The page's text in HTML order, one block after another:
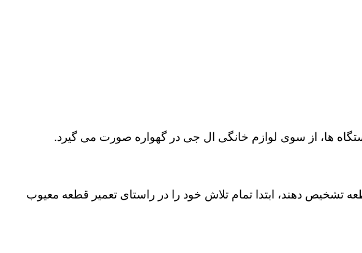
ها، از سوی لوازم خانگی ال جی در گهواره صورت می گیرد.
تشخیص دهند، ابتدا تمام تلاش خود را در راستای تعمیر قطعه معیوب